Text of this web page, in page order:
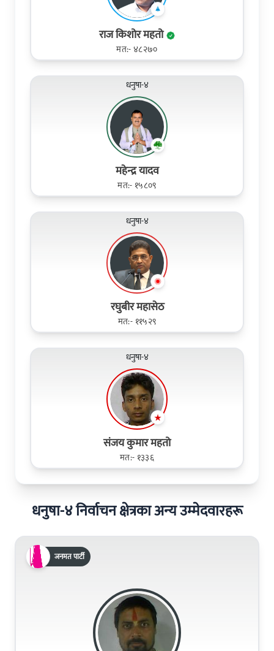
राज किशोर महतो
मत:- ४८२७०
धनुषा-४
महेन्द्र यादव
मत:- १५८०९
धनुषा-४
रघुबीर महासेठ
मत:- ११५२९
धनुषा-४
संजय कुमार महतो
मत:- १३३६
धनुषा-४ निर्वाचन क्षेत्रका अन्य उम्मेदवारहरू
जनमत पार्टी